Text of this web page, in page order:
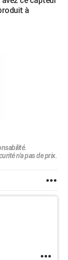
à
n'a pas de prix.